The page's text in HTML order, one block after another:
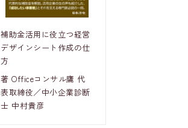
補助金活用に役立つ経営
デザインシート作成の仕
方
著 Officeコンサル鷹 代
表取締役／中小企業診断
士 中村貴彦